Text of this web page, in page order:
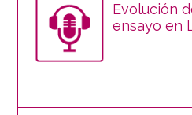
Evolución
ensayo en